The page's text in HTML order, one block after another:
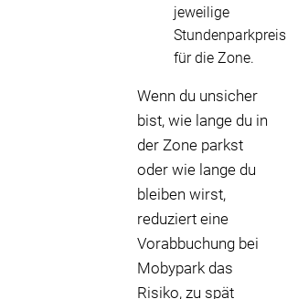
jeweilige
Stundenparkpreis
für die Zone.
Wenn du unsicher
bist, wie lange du in
der Zone parkst
oder wie lange du
bleiben wirst,
reduziert eine
Vorabbuchung bei
Mobypark das
Risiko, zu spät